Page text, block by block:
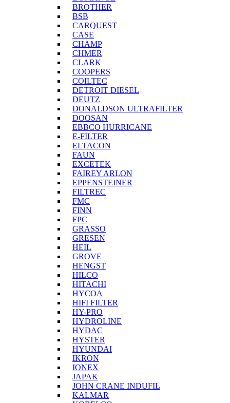
BROTHER
BSB
CARQUEST
CASE
CHAMP
CHMER
CLARK
COOPERS
COILTEC
DETROIT DIESEL
DEUTZ
DONALDSON ULTRAFILTER
DOOSAN
EBBCO HURRICANE
E-FILTER
ELTACON
FAUN
EXCETEK
FAIREY ARLON
EPPENSTEINER
FILTREC
FMC
FINN
FPC
GRASSO
GRESEN
HEIL
GROVE
HENGST
HILCO
HITACHI
HYCOA
HIFI FILTER
HY-PRO
HYDROLINE
HYDAC
HYSTER
HYUNDAI
IKRON
IONEX
JAPAK
JOHN CRANE INDUFIL
KALMAR